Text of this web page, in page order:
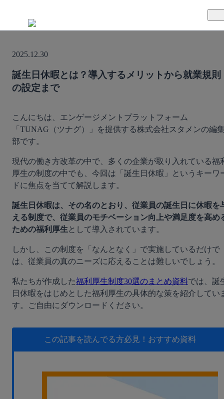
TUNAGの特徴
サポート体制
セキュリティ体制
料金案内
導入事例
活用方法
運営会社
セミナー
お役立ち資料
資料ダウンロード
無料デモを見る
2025.12.30
誕生日休暇とは？導入するメリットから就業規則
の設定まで
こんにちは、エンゲージメントプラットフォーム
「TUNAG（ツナグ）」を提供する株式会社スタメンの編
部です。
現代の働き方改革の中で、多くの企業が取り入れている福
厚生の制度の中でも、今回は「誕生日休暇」というキーワ
ドに焦点を当てて解説します。
誕生日休暇は、その名のとおり、従業員の誕生日に休暇を
える制度で、従業員のモチベーション向上や満足度を高め
ための福利厚生として導入されています。
しかし、この制度を「なんとなく」で実施しているだけで
は、従業員の真のニーズに応えることは難しいでしょう。
私たちが作成した福利厚生制度30選のまとめ資料では、誕
日休暇をはじめとした福利厚生の具体的な策を紹介してい
す。ご自由にダウンロードください。
この記事を読んでる方必見！ おすすめ資料